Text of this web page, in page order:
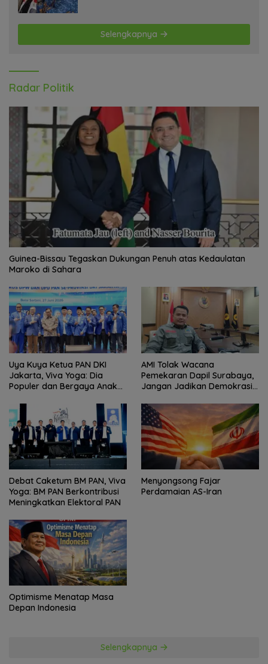
Selengkapnya
Radar Politik
Guinea-Bissau Tegaskan Dukungan Penuh atas Kedaulatan
Maroko di Sahara
Uya Kuya Ketua PAN DKI
Jakarta, Viva Yoga: Dia
Populer dan Bergaya Anak
AMI Tolak Wacana
Pemekaran Dapil Surabaya,
Jangan Jadikan Demokrasi
Politik
Debat Caketum BM PAN, Viva
Yoga: BM PAN Berkontribusi
Meningkatkan Elektoral PAN
Menyongsong Fajar
Perdamaian AS-Iran
Optimisme Menatap Masa
Depan Indonesia
Selengkapnya